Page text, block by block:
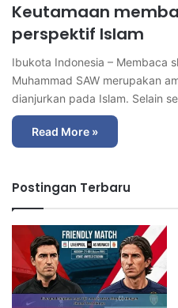
Keutamaan
perspektif Islam
Ibukota Indonesia – Membaca
Muhammad SAW merupakan
dianjurkan pada Islam. Selain
Read More »
Postingan Terbaru